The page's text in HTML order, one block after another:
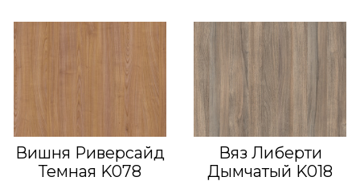
Вишня Риверсайд
Темная K078
Вяз Либерти
Дымчатый K018